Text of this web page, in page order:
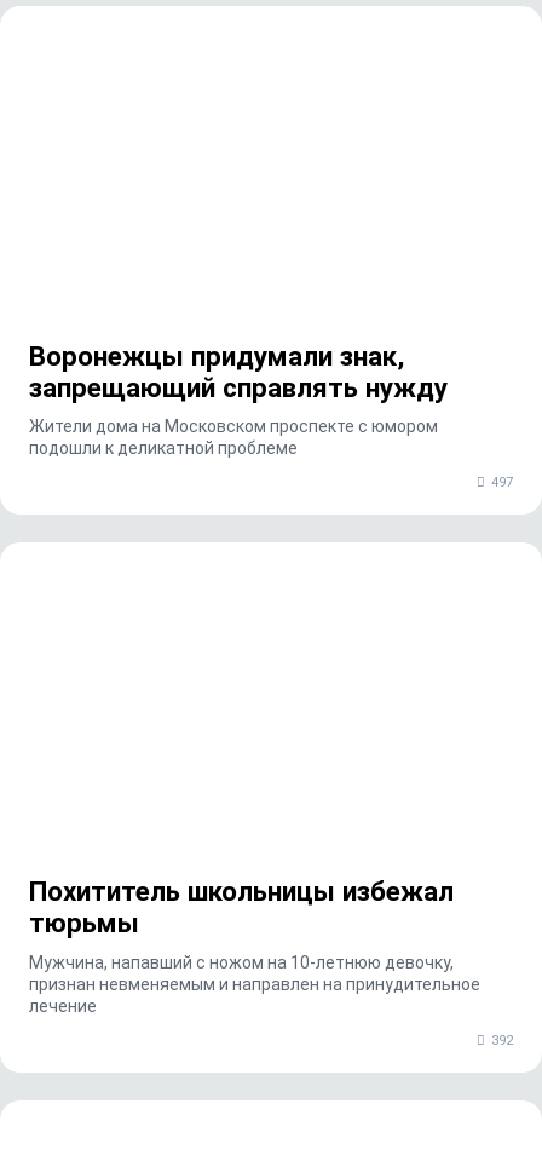
Воронежцы придумали знак,
запрещающий справлять нужду
Жители дома на Московском проспекте с юмором
подошли к деликатной проблеме
497
Похититель школьницы избежал
тюрьмы
Мужчина, напавший с ножом на 10-летнюю девочку,
признан невменяемым и направлен на принудительное
лечение
392